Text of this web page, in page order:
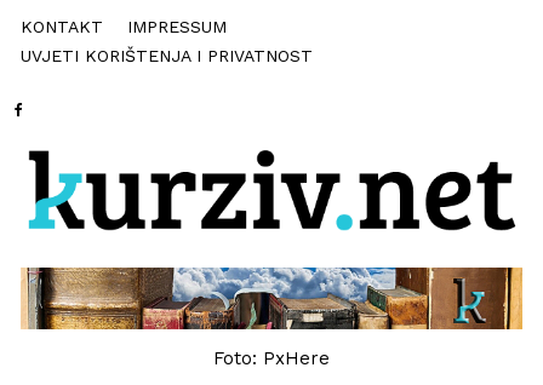
KONTAKT
IMPRESSUM
UVJETI KORIŠTENJA I PRIVATNOST
Foto: PxHere